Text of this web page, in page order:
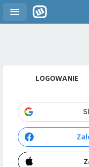
LOGOWANIE